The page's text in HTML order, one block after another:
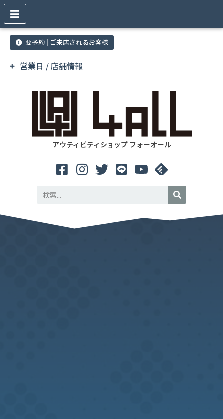
営業日 / 店舗情報
要予約 | ご来店されるお客様
アウティビティショップ フォーオール